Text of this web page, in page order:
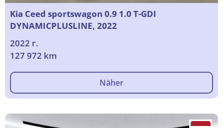
Kia Ceed sportswagon 0.9 1.0 T-GDI
DYNAMICPLUSLINE, 2022
2022 г.
127 972 km
Näher